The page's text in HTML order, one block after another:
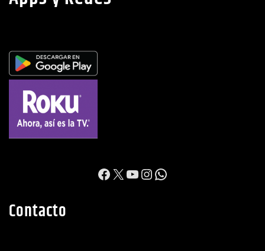
https://
X YouTube
Instagram
WhatsApp
Contacto